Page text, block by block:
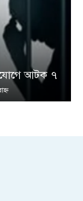
আটক ৭